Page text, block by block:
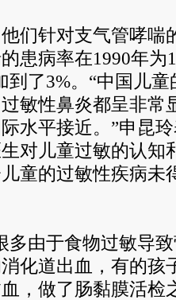
针对支气管哮喘
患病率在1990年为
到了3%。“中国儿
敏性鼻炎都呈非常
水平接近。”申昆
对儿童过敏的认知
童的过敏性疾病未
由于食物过敏导致
化道出血，有的孩
，做了肠黏膜活检